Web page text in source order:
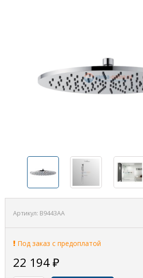
Артикул: B9443AA
Под заказ с предоплатой
22 194₽